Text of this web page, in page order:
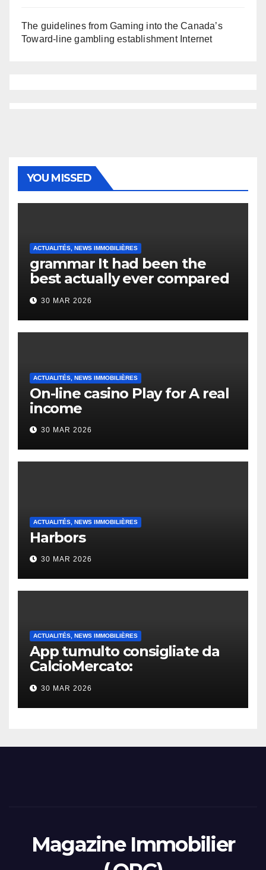
The guidelines from Gaming into the Canada’s
Toward-line gambling establishment Internet
YOU MISSED
ACTUALITÉS, NEWS IMMOBILIÈRES
grammar It had been the
best actually ever compared
to it’s the top actually?
English Vocabulary Learners
Heap Change
30 MAR 2026
ACTUALITÉS, NEWS IMMOBILIÈRES
On-line casino Play for A real
income
30 MAR 2026
ACTUALITÉS, NEWS IMMOBILIÈRES
Harbors
30 MAR 2026
ACTUALITÉS, NEWS IMMOBILIÈRES
App tumulto consigliate da
CalcioMercato:
considerazione di gennaio
2026
30 MAR 2026
Magazine Immobilier